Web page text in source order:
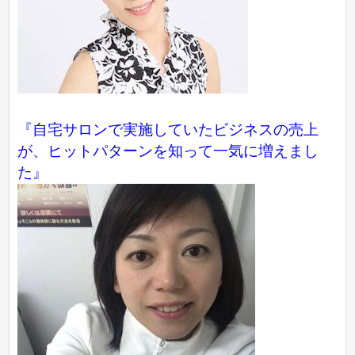
『自宅サロンで実施していたビジネスの売上
が、ヒットパターンを知って一気に増えまし
た』